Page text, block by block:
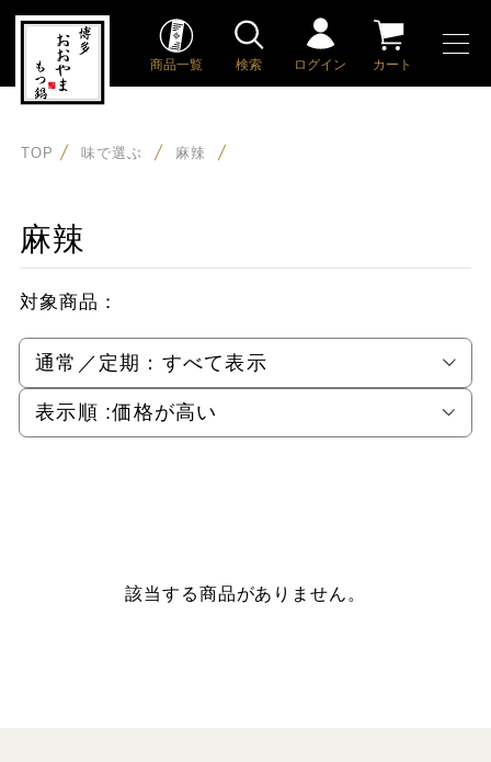
商品一覧 検索 ログイン カート
TOP 味で選ぶ 麻辣
麻辣
対象商品：
通常／定期： すべて表示
表示順 :価格が高い
該当する商品がありません。